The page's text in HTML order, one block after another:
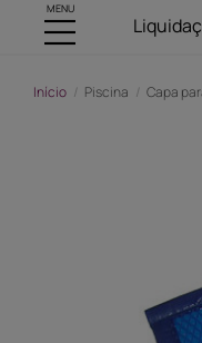
MENU
Início Piscina Capa